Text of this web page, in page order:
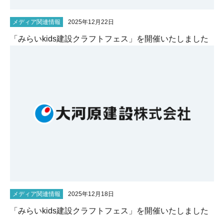
メディア関連情報 2025年12月22日
「みらいkids建設クラフトフェス」を開催いたしました
メディア関連情報 2025年12月18日
「みらいkids建設クラフトフェス」を開催いたしました